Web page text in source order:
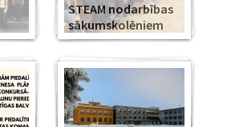
STEAM nodarbības
sākumskolēniem